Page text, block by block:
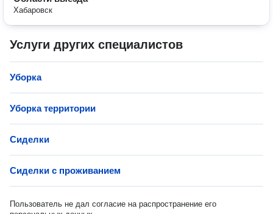
Хабаровск
Услуги других специалистов
Уборка
Уборка территории
Сиделки
Сиделки с проживанием
Пользователь не дал согласие на распространение его